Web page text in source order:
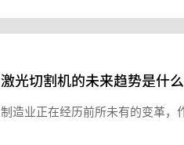
激光切割机的未来趋势是什么